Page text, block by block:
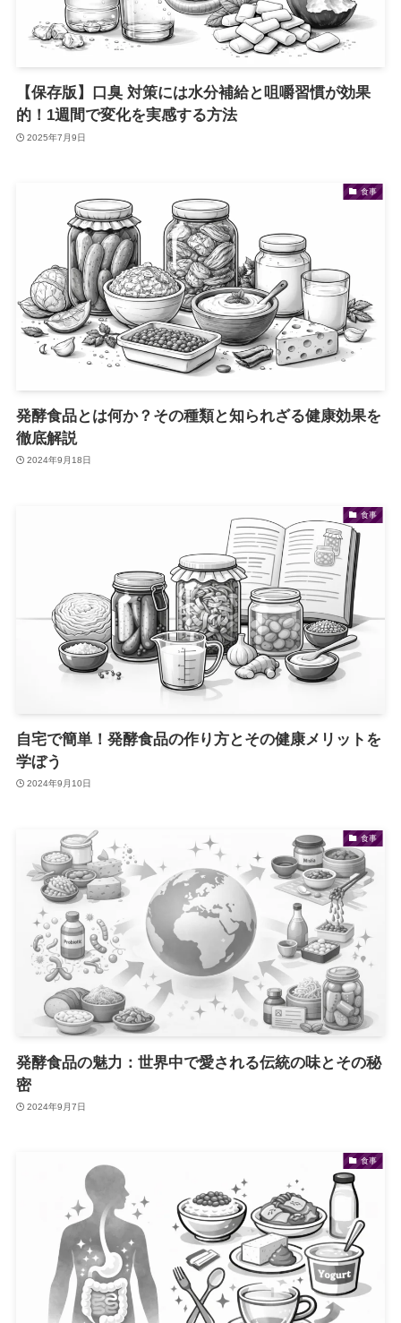
【保存版】口臭 対策には水分補給と咀嚼習慣が効果
的！1週間で変化を実感する方法
2025年7月9日
食事
発酵食品とは何か？その種類と知られざる健康効果を
徹底解説
2024年9月18日
食事
自宅で簡単！発酵食品の作り方とその健康メリットを
学ぼう
2024年9月10日
食事
発酵食品の魅力：世界中で愛される伝統の味とその秘
密
2024年9月7日
食事